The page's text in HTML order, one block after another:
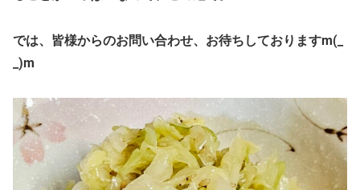
では、皆様からのお問い合わせ、お待ちしておりますm(_
_)m